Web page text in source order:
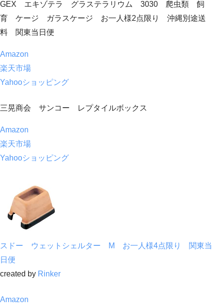
GEX エキゾテラ グラステラリウム 3030 爬虫類 飼
育 ケージ ガラスケージ お一人様2点限り 沖縄別途送
料 関東当日便
Amazon
楽天市場
Yahooショッピング
三晃商会 サンコー レプタイルボックス
Amazon
楽天市場
Yahooショッピング
スドー ウェットシェルター M お一人様4点限り 関東当
日便
created by Rinker
Amazon